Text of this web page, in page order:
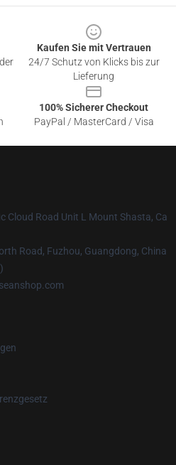
Kaufen Sie mit Vertrauen
24/7 Schutz von Klicks bis zur
Lieferung
100% Sicherer Checkout
PayPal / MasterCard / Visa
Cloud Road Unit L Mount Shasta, Ca
Road, Fuzhou, Guangdong, China